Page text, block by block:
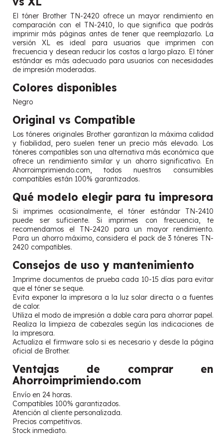
El tóner Brother TN-2420 ofrece un mayor rendimiento en
comparación con el TN-2410, lo que significa que podrás
imprimir más páginas antes de tener que reemplazarlo. La
versión XL es ideal para usuarios que imprimen con
frecuencia y desean reducir los costos a largo plazo. El tóner
estándar es más adecuado para usuarios con necesidades
de impresión moderadas.
Colores disponibles
Negro
Original vs Compatible
Los tóneres originales Brother garantizan la máxima calidad
y fiabilidad, pero suelen tener un precio más elevado. Los
tóneres compatibles son una alternativa más económica que
ofrece un rendimiento similar y un ahorro significativo. En
Ahorroimprimiendo.com, todos nuestros consumibles
compatibles están 100% garantizados.
Qué modelo elegir para tu impresora
Si imprimes ocasionalmente, el tóner estándar TN-2410
puede ser suficiente. Si imprimes con frecuencia, te
recomendamos el TN-2420 para un mayor rendimiento.
Para un ahorro máximo, considera el pack de 3 tóneres TN-
2420 compatibles.
Consejos de uso y mantenimiento
Imprime documentos de prueba cada 10-15 días para evitar
que el tóner se seque.
Evita exponer la impresora a la luz solar directa o a fuentes
de calor.
Utiliza el modo de impresión a doble cara para ahorrar papel.
Realiza la limpieza de cabezales según las indicaciones de
la impresora.
Actualiza el firmware solo si es necesario y desde la página
oficial de Brother.
Ventajas de comprar en
Ahorroimprimiendo.com
Envío en 24 horas.
Compatibles 100% garantizados.
Atención al cliente personalizada.
Precios competitivos.
Stock inmediato.